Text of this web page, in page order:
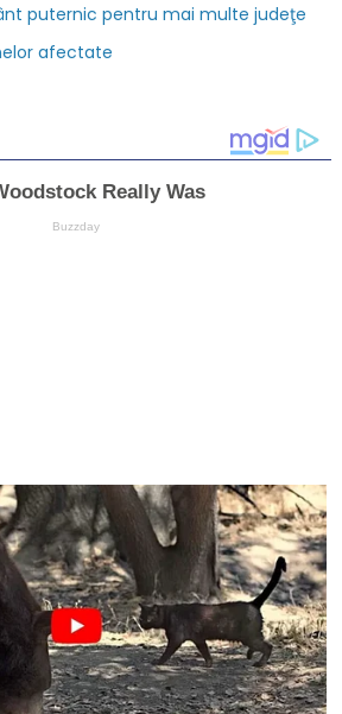
puternic pentru mai multe judeţe
afectate